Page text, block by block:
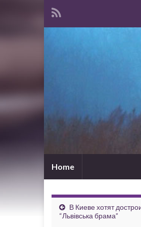
Home
В Киеве хотят
“Львівська брама”